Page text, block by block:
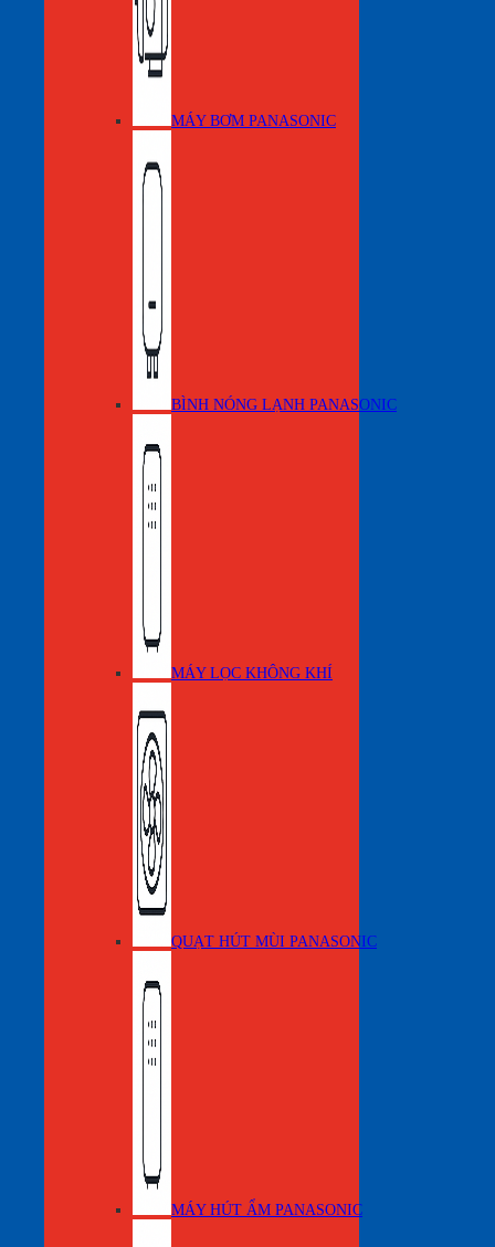
MÁY BƠM PANASONIC
BÌNH NÓNG LẠNH PANASONIC
MÁY LỌC KHÔNG KHÍ
QUẠT HÚT MÙI PANASONIC
MÁY HÚT ẨM PANASONIC